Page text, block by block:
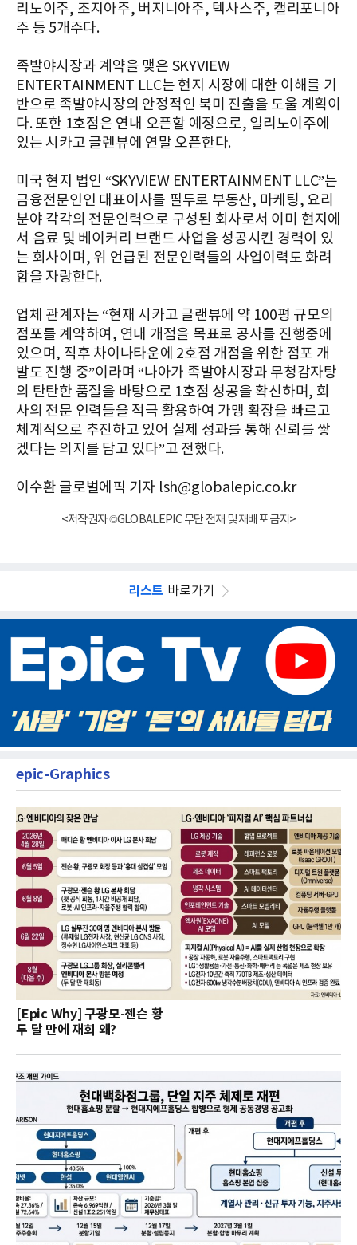
리노이주, 조지아주, 버지니아주, 텍사스주, 캘리포니아
주 등 5개주다.
족발야시장과 계약을 맺은 SKYVIEW
ENTERTAINMENT LLC는 현지 시장에 대한 이해를 기
반으로 족발야시장의 안정적인 북미 진출을 도울 계획이
다. 또한 1호점은 연내 오픈할 예정으로, 일리노이주에
있는 시카고 글렌뷰에 연말 오픈한다.
미국 현지 법인 “SKYVIEW ENTERTAINMENT LLC”는
금융전문인인 대표이사를 필두로 부동산, 마케팅, 요리
분야 각각의 전문인력으로 구성된 회사로서 이미 현지에
서 음료 및 베이커리 브랜드 사업을 성공시킨 경력이 있
는 회사이며, 위 언급된 전문인력들의 사업이력도 화려
함을 자랑한다.
업체 관계자는 “현재 시카고 글랜뷰에 약 100평 규모의
점포를 계약하여, 연내 개점을 목표로 공사를 진행중에
있으며, 직후 차이나타운에 2호점 개점을 위한 점포 개
발도 진행 중”이라며 “나아가 족발야시장과 무청감자탕
의 탄탄한 품질을 바탕으로 1호점 성공을 확신하며, 회
사의 전문 인력들을 적극 활용하여 가맹 확장을 빠르고
체계적으로 추진하고 있어 실제 성과를 통해 신뢰를 쌓
겠다는 의지를 담고 있다”고 전했다.
이수환 글로벌에픽 기자 lsh@globalepic.co.kr
<저작권자 ©GLOBALEPIC 무단 전재 및 재배포 금지>
리스트 바로가기
epic-Graphics
[Epic Why] 구광모-젠슨 황
두 달 만에 재회 왜?